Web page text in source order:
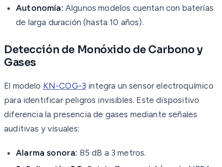
Autonomía: Algunos modelos cuentan con baterías
de larga duración (hasta 10 años).
Detección de Monóxido de Carbono y
Gases
El modelo KN-COG-3 integra un sensor electroquímico
para identificar peligros invisibles. Este dispositivo
diferencia la presencia de gases mediante señales
auditivas y visuales:
Alarma sonora: 85 dB a 3 metros.